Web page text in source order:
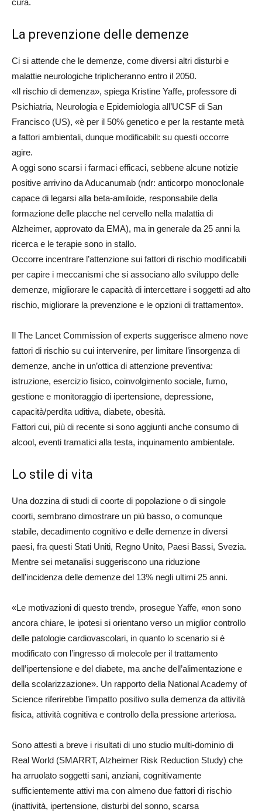
cura.
La prevenzione delle demenze
Ci si attende che le demenze, come diversi altri disturbi e
malattie neurologiche triplicheranno entro il 2050.
«Il rischio di demenza», spiega Kristine Yaffe, professore di
Psichiatria, Neurologia e Epidemiologia all’UCSF di San
Francisco (US), «è per il 50% genetico e per la restante metà
a fattori ambientali, dunque modificabili: su questi occorre
agire.
A oggi sono scarsi i farmaci efficaci, sebbene alcune notizie
positive arrivino da Aducanumab (ndr: anticorpo monoclonale
capace di legarsi alla beta-amiloide, responsabile della
formazione delle placche nel cervello nella malattia di
Alzheimer, approvato da EMA), ma in generale da 25 anni la
ricerca e le terapie sono in stallo.
Occorre incentrare l’attenzione sui fattori di rischio modificabili
per capire i meccanismi che si associano allo sviluppo delle
demenze, migliorare le capacità di intercettare i soggetti ad alto
rischio, migliorare la prevenzione e le opzioni di trattamento».
Il The Lancet Commission of experts suggerisce almeno nove
fattori di rischio su cui intervenire, per limitare l’insorgenza di
demenze, anche in un’ottica di attenzione preventiva:
istruzione, esercizio fisico, coinvolgimento sociale, fumo,
gestione e monitoraggio di ipertensione, depressione,
capacità/perdita uditiva, diabete, obesità.
Fattori cui, più di recente si sono aggiunti anche consumo di
alcool, eventi tramatici alla testa, inquinamento ambientale.
Lo stile di vita
Una dozzina di studi di coorte di popolazione o di singole
coorti, sembrano dimostrare un più basso, o comunque
stabile, decadimento cognitivo e delle demenze in diversi
paesi, fra questi Stati Uniti, Regno Unito, Paesi Bassi, Svezia.
Mentre sei metanalisi suggeriscono una riduzione
dell’incidenza delle demenze del 13% negli ultimi 25 anni.
«Le motivazioni di questo trend», prosegue Yaffe, «non sono
ancora chiare, le ipotesi si orientano verso un miglior controllo
delle patologie cardiovascolari, in quanto lo scenario si è
modificato con l’ingresso di molecole per il trattamento
dell’ipertensione e del diabete, ma anche dell’alimentazione e
della scolarizzazione». Un rapporto della National Academy of
Science riferirebbe l’impatto positivo sulla demenza da attività
fisica, attività cognitiva e controllo della pressione arteriosa.
Sono attesti a breve i risultati di uno studio multi-dominio di
Real World (SMARRT, Alzheimer Risk Reduction Study) che
ha arruolato soggetti sani, anziani, cognitivamente
sufficientemente attivi ma con almeno due fattori di rischio
(inattività, ipertensione, disturbi del sonno, scarsa